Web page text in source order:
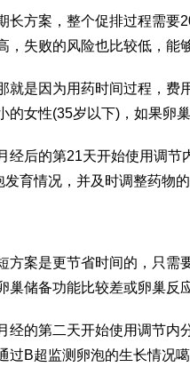
长方案，整个促排过程需要
，失败的风险也比较低，能
就是因为用药时间过程，费
的女性(35岁以下)，如果卵
经后的第21天开始使用调
发育情况，并及时调整药物
方案是更节省时间的，只
巢储备功能比较差或卵巢反
经的第二天开始使用调节内
过B超监测卵泡的生长情况